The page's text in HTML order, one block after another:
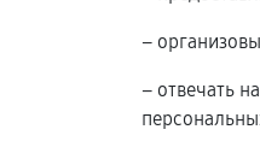
–
– отвечать